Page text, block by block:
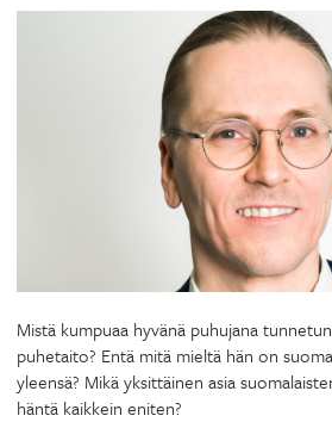
Mistä kumpuaa hyvänä puhujana
puhetaito? Entä mitä mieltä hän on
yleensä? Mikä yksittäinen asia
häntä kaikkein eniten?